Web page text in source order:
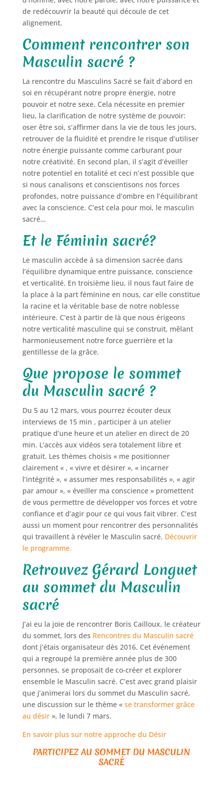
de redécouvrir la beauté qui découle de cet
alignement.
Comment rencontrer son
Masculin sacré ?
La rencontre du Masculins Sacré se fait d’abord en
soi en récupérant notre propre énergie, notre
pouvoir et notre sexe. Cela nécessite en premier
lieu, la clarification de notre système de pouvoir:
oser être soi, s’affirmer dans la vie de tous les jours,
retrouver de la fluidité et prendre le risque d’utiliser
notre énergie puissante comme carburant pour
notre créativité. En second plan, il s’agit d’éveiller
notre potentiel en totalité et ceci n’est possible que
si nous canalisons et conscientisons nos forces
profondes, notre puissance d’ombre en l’équilibrant
avec la conscience. C’est cela pour moi, le masculin
sacré…
Et le Féminin sacré?
Le masculin accède à sa dimension sacrée dans
l’équilibre dynamique entre puissance, conscience
et verticalité. En troisième lieu, il nous faut faire de
la place à la part féminine en nous, car elle constitue
la racine et la véritable base de notre noblesse
intérieure. C’est à partir de là que nous érigeons
notre verticalité masculine qui se construit, mêlant
harmonieusement notre force guerrière et la
gentillesse de la grâce.
Que propose le sommet
du Masculin sacré ?
Du 5 au 12 mars, vous pourrez écouter deux
interviews de 15 min , participer à un atelier
pratique d’une heure et un atelier en direct de 20
min. L’accès aux vidéos sera totalement libre et
gratuit. Les thèmes choisis « me positionner
clairement « , « vivre et désirer », « incarner
l’intégrité », « assumer mes responsabilités », « agir
par amour », « éveiller ma conscience » promettent
de vous permettre de développer vos forces et votre
confiance et d’agir pour ce qui vous fait vibrer. C’est
aussi un moment pour rencontrer des personnalités
qui travaillent à révéler le Masculin sacré. Découvrir
le programme.
Retrouvez Gérard Longuet
au sommet du Masculin
sacré
J’ai eu la joie de rencontrer Boris Cailloux, le créateur
du sommet, lors des Rencontres du Masculin sacré
dont j’étais organisateur dès 2016. Cet événement
qui a regroupé la première année plus de 300
personnes, se proposait de co-créer et explorer
ensemble le Masculin sacré. C’est avec grand plaisir
que j’animerai lors du sommet du Masculin sacré,
une discussion sur le thème « se transformer grâce
au désir», le lundi 7 mars.
En savoir plus sur notre approche du Désir
PARTICIPEZ AU SOMMET DU MASCULIN
SACRÉ